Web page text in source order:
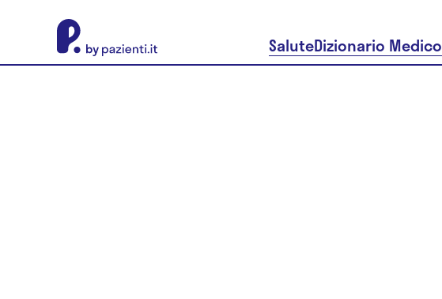
SaluteDizionario Medico